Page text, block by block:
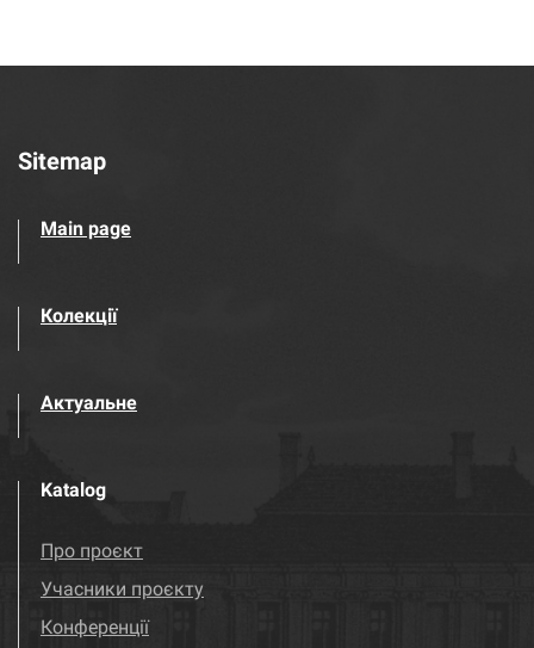
Sitemap
Main page
Колекції
Актуальне
Katalog
Про проєкт
Учасники проєкту
Конференції